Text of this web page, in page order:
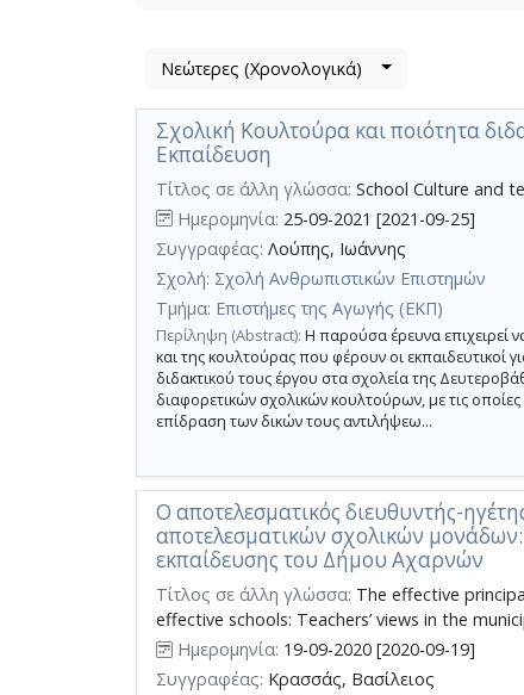
Βρέθηκαν
αποτελέσματα
,
σύνολο
σελίδων
1.
Εφαρμοζόμενα
κριτήρια
αναζήτησης:
σχολική
αποτελεσματικότητα
Ακύρωση
των
κριτηρίων
αναζήτησης
Περιορισμός
με
τη
χρήση
επιπλέον
κριτηρίων
αναζήτησης
Λίστα
τα
αποτελέσματα
αναζήτησης:
Νεώτερες (Χρονολογικά)
Σχολική Κουλτούρα και ποιότητα
Εκπαίδευση
Τίτλος σε άλλη γλώσσα: School Culture and
Ημερομηνία: 25-09-2021 [2021-09-25]
Συγγραφέας: Λούπης, Ιωάννης
Σχολή: Σχολή Ανθρωπιστικών Επιστημών
Τμήμα: Επιστήμες της Αγωγής (ΕΚΠ)
Περίληψη (Abstract): Η παρούσα έρευνα επιχειρεί
και της κουλτούρας που φέρουν οι εκπαιδευτικοί
διδακτικού τους έργου στα σχολεία της
διαφορετικών σχολικών κουλτούρων, με τις
επίδραση των δικών τους αντιλήψεω...
Ο αποτελεσματικός διευθυντής-
αποτελεσματικών σχολικών
εκπαίδευσης του Δήμου Αχαρνών
Τίτλος σε άλλη γλώσσα: The effective
effective schools: Teachers’ views in the
Ημερομηνία: 19-09-2020 [2020-09-19]
Συγγραφέας: Κρασσάς, Βασίλειος